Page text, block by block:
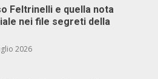
Feltrinelli e quella nota
nei file segreti della
2026